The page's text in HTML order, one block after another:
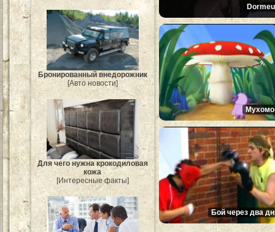
Бронированный внедорожник
[Авто новости]
Для чего нужна крокодиловая
кожа
[Интересные факты]
Бой через два